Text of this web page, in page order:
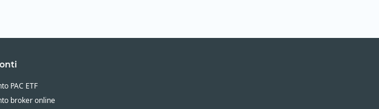
PAC ETF
broker online